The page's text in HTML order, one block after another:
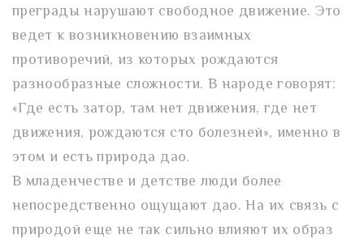
преграды нарушают свободное движение. Это
ведет к возникновению взаимных
противоречий, из которых рождаются
разнообразные сложности. В народе говорят:
«Где есть затор, там нет движения, где нет
движения, рождаются сто болезней», именно в
этом и есть природа дао.
В младенчестве и детстве люди более
непосредственно ощущают дао. На их связь с
природой еще не так сильно влияют их образ